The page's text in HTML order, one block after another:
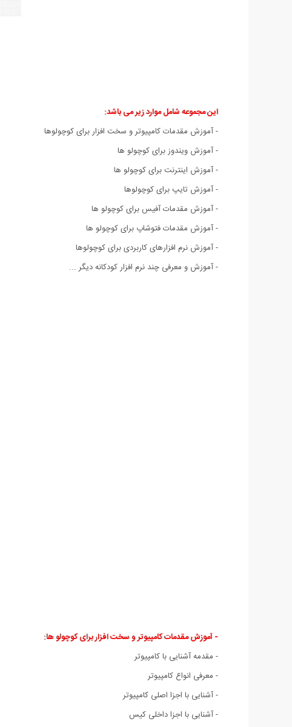
این مجموعه شامل موارد زیر می باشد:
- آموزش مقدمات کامپیوتر و سخت افزار برای کوچولوها
- آموزش ویندوز برای کوچولو ها
- آموزش اینترنت برای کوچولو ها
- آموزش تایپ برای کوچولوها
- آموزش مقدمات آفیس برای کوچولو ها
- آموزش مقدمات فتوشاپ برای کوچولو ها
- آموزش نرم افزارهای کاربردی برای کوچولوها
- آموزش و معرفی چند نرم افزار کودکانه دیگر ...
- آموزش مقدمات کامپیوتر و سخت افزار برای کوچولو ها:
- مقدمه آشنایی با کامپیوتر
- معرفی انواع کامپیوتر
- آشنایی با اجزا اصلی کامپیوتر
- آشنایی با اجزا داخلی کیس